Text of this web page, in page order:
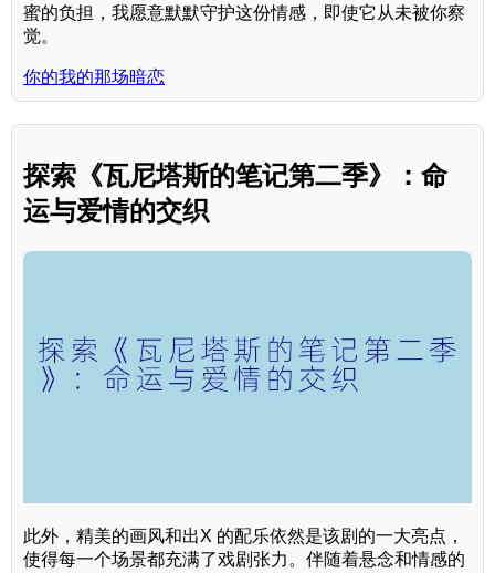
蜜的负担，我愿意默默守护这份情感，即使它从未被你察
觉。
你的我的那场暗恋
探索《瓦尼塔斯的笔记第二季》：命
运与爱情的交织
此外，精美的画风和出X 的配乐依然是该剧的一大亮点，
使得每一个场景都充满了戏剧张力。伴随着悬念和情感的